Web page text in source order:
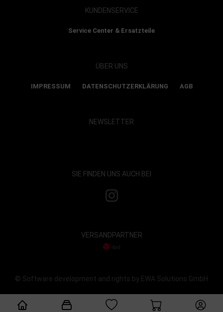
KUNDENSERVICE
Service Center & Ersatzteile
ÜBER UNS
IMPRESSUM DATENSCHUTZERKLÄRUNG AGB
NEWSLETTER
SIE FINDEN UNS AUCH BEI
VERSANDPARTNER
© Software development and rights by EWA Solutions GmbH